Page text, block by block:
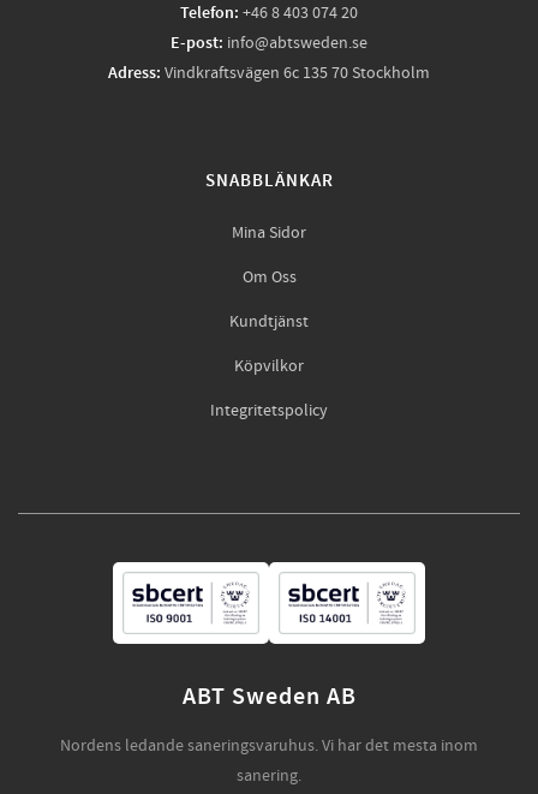
Telefon: +46 8 403 074 20
E-post: info@abtsweden.se
Adress: Vindkraftsvägen 6c 135 70 Stockholm
SNABBLÄNKAR
Mina Sidor
Om Oss
Kundtjänst
Köpvilkor
Integritetspolicy
ABT Sweden AB
Nordens ledande saneringsvaruhus. Vi har det mesta inom
sanering.